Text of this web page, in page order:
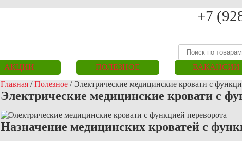
+7
АКЦИИ ПОЛЕЗНОЕ ВАКАНСИИ
Главная/Полезное/ Электрические медицинские кровати с
Электрические медицинские кровати с
Назначение медицинских кроватей с